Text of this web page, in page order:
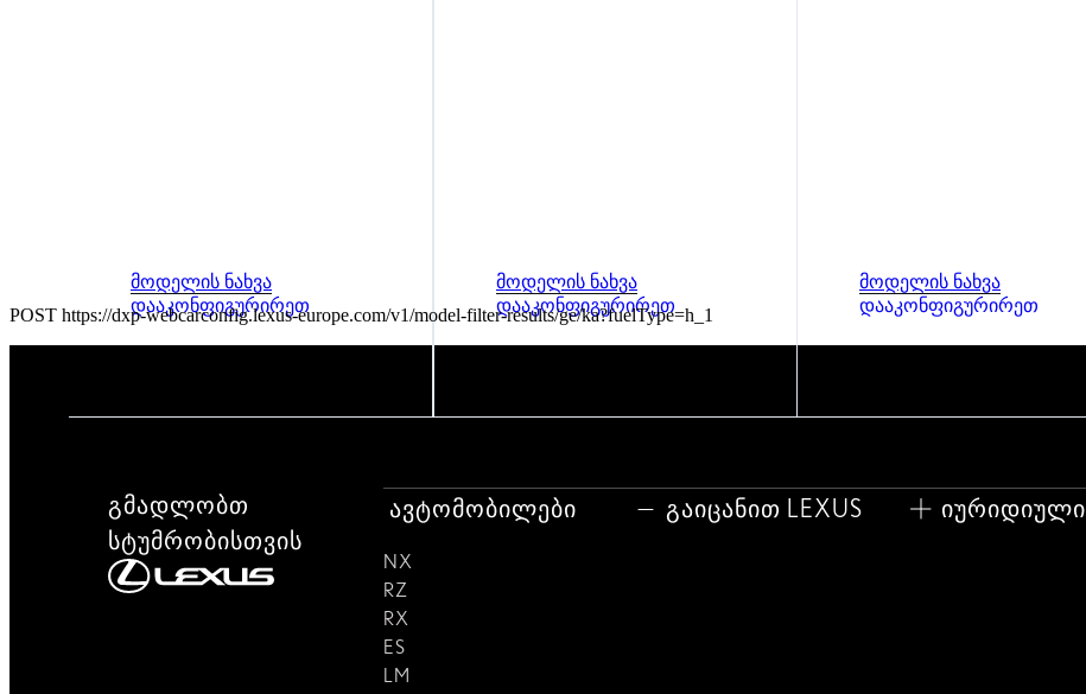
მოდელის ნახვა
დააკონფიგურირეთ
მოდელის ნახვა
დააკონფიგურირეთ
მოდელის ნახვა
დააკონფიგურირეთ
POST https://dxp-webcarconfig.lexus-europe.com/v1/model-filter-results/ge/ka?fuelType=h_1
გმადლობთ
სტუმრობისთვის
ავტომობილები
NX
RZ
RX
ES
LM
გაიცანით LEXUS იურიდიული